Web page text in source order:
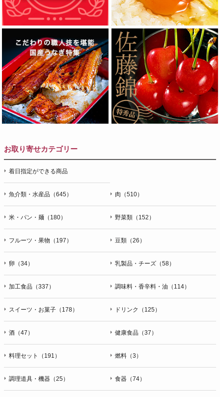
お取り寄せカテゴリー
着日指定ができる商品
魚介類・水産品（645） 肉（510）
米・パン・麺（180） 野菜類（152）
フルーツ・果物（197） 豆類（26）
卵（34） 乳製品・チーズ（58）
加工食品（337） 調味料・香辛料・油（114）
スイーツ・お菓子（178） ドリンク（125）
酒（47） 健康食品（37）
料理セット（191） 燃料（3）
調理道具・機器（25） 食器（74）